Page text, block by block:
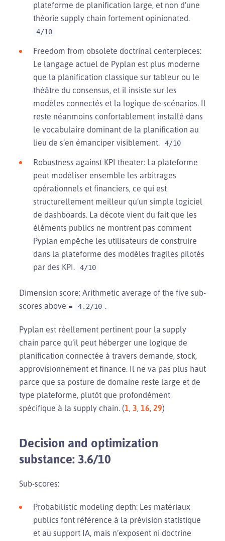
plateforme de planification large, et non d’une
théorie supply chain fortement opinionated.
4/10
Freedom from obsolete doctrinal centerpieces:
Le langage actuel de Pyplan est plus moderne
que la planification classique sur tableur ou le
théâtre du consensus, et il insiste sur les
modèles connectés et la logique de scénarios. Il
reste néanmoins confortablement installé dans
le vocabulaire dominant de la planification au
lieu de s’en émanciper visiblement.
4/10
Robustness against KPI theater: La plateforme
peut modéliser ensemble les arbitrages
opérationnels et financiers, ce qui est
structurellement meilleur qu’un simple logiciel
de dashboards. La décote vient du fait que les
éléments publics ne montrent pas comment
Pyplan empêche les utilisateurs de construire
dans la plateforme des modèles fragiles pilotés
par des KPI.
4/10
Dimension score: Arithmetic average of the five sub-
scores above =
4.2/10 .
Pyplan est réellement pertinent pour la supply
chain parce qu’il peut héberger une logique de
planification connectée à travers demande, stock,
approvisionnement et finance. Il ne va pas plus haut
parce que sa posture de domaine reste large et de
type plateforme, plutôt que profondément
spécifique à la supply chain. (1, 3, 16, 29)
Decision and optimization
substance: 3.6/10
Sub-scores:
Probabilistic modeling depth: Les matériaux
publics font référence à la prévision statistique
et au support IA, mais n’exposent ni doctrine